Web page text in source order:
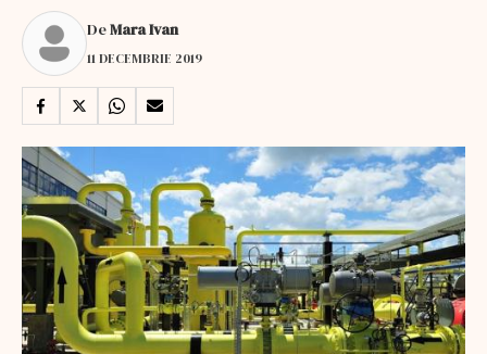
DeMara Ivan
11 DECEMBRIE 2019